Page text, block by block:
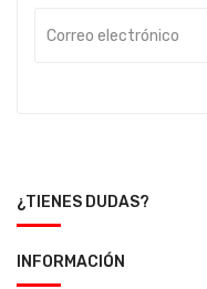
¿TIENES DUDAS?
INFORMACIÓN